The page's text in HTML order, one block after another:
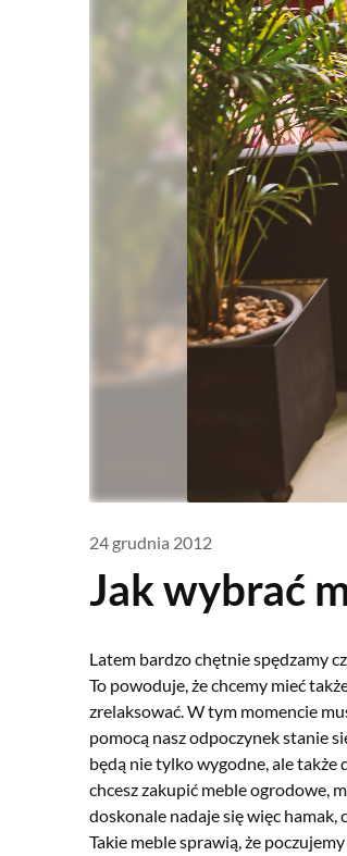
24 grudnia 2012
Jak wybrać
Latem bardzo chętnie spędzamy
To powoduje, że chcemy mieć
zrelaksować. W tym momencie
pomocą nasz odpoczynek stanie
będą nie tylko wygodne, ale także
chcesz zakupić meble ogrodowe,
doskonale nadaje się więc
Takie meble sprawią, że